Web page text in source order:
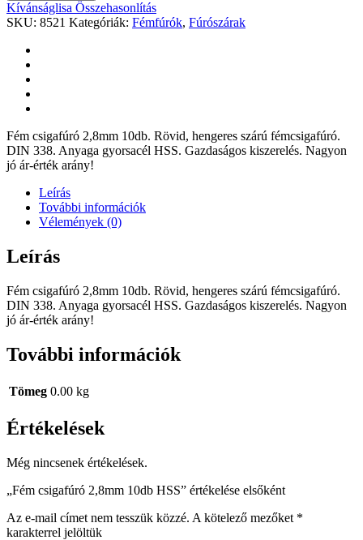
Kívánságlisa Összehasonlítás
SKU: 8521 Kategóriák: Fémfúrók, Fúrószárak
Fém csigafúró 2,8mm 10db. Rövid, hengeres szárú fémcsigafúró.
DIN 338. Anyaga gyorsacél HSS. Gazdaságos kiszerelés. Nagyon
jó ár-érték arány!
Leírás
További információk
Vélemények (0)
Leírás
Fém csigafúró 2,8mm 10db. Rövid, hengeres szárú fémcsigafúró.
DIN 338. Anyaga gyorsacél HSS. Gazdaságos kiszerelés. Nagyon
jó ár-érték arány!
További információk
Tömeg 0.00 kg
Értékelések
Még nincsenek értékelések.
„Fém csigafúró 2,8mm 10db HSS” értékelése elsőként
Az e-mail címet nem tesszük közzé. A kötelező mezőket *
karakterrel jelöltük